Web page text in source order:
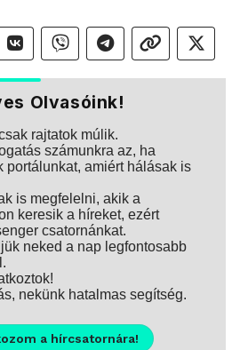
Olvasóink!
rajtatok múlik.
számunkra az, ha
portálunkat, amiért hálásak is
is megfelelni, akik a
keresik a híreket, ezért
csatornánkat.
neked a nap legfontosabb
nekünk hatalmas segítség.
a hírcsatornára!